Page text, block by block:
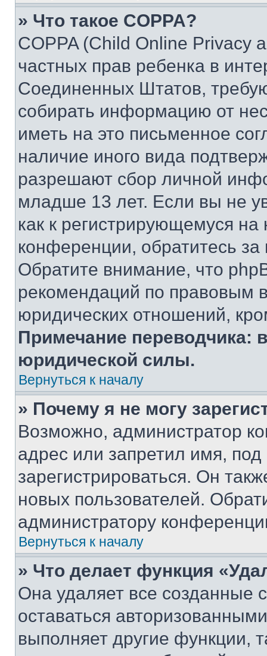
» Что такое COPPA?
COPPA (Child Online Privacy
частных прав ребенка в
Соединенных Штатов,
собирать информацию от
иметь на это письменное
наличие иного вида
разрешают сбор личной
младше 13 лет. Если вы не
как к регистрирующемуся
конференции, обратитесь
Обратите внимание, что
рекомендаций по правовым
юридических отношений,
Примечание переводчика:
юридической силы.
Вернуться к началу
» Почему я не могу
Возможно, администратор
адрес или запретил имя,
зарегистрироваться. Он
новых пользователей.
администратору
Вернуться к началу
» Что делает функция
Она удаляет все созданные
оставаться
выполняет другие функции,